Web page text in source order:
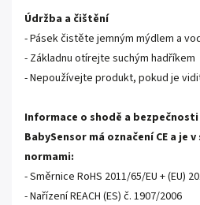
Údržba a čištění
- Pásek čistěte jemným mýdlem a
- Základnu otírejte suchým hadříkem
- Nepoužívejte produkt, pokud je
Informace o shodě a bezpečnosti
BabySensor má označení CE a je
normami:
- Směrnice RoHS 2011/65/EU + (EU)
- Nařízení REACH (ES) č. 1907/2006